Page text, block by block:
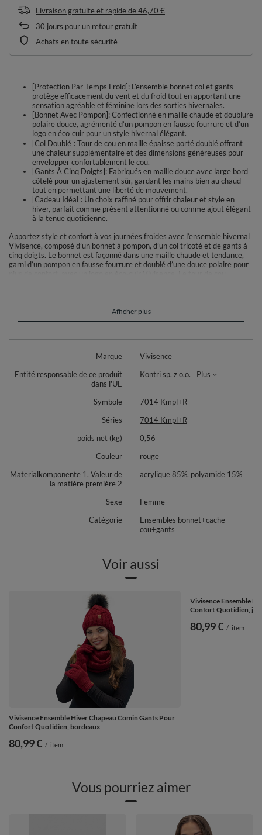
Livraison gratuite et rapidede46,70 €
30 jours pour un retour gratuit
Achats en toute sécurité
[Protection Par Temps Froid]: L’ensemble bonnet col et gants
protège efficacement du vent et du froid tout en apportant une
sensation agréable et féminine lors des sorties hivernales.
[Bonnet Avec Pompon]: Confectionné en maille chaude et doublure
polaire douce, agrémenté d’un pompon en fausse fourrure et d’un
logo en éco‑cuir pour un style hivernal élégant.
[Col Doublé]: Tour de cou en maille épaisse porté doublé offrant
une chaleur supplémentaire et des dimensions généreuses pour
envelopper confortablement le cou.
[Gants À Cinq Doigts]: Fabriqués en maille douce avec large bord
côtelé pour un ajustement sûr, gardant les mains bien au chaud
tout en permettant une liberté de mouvement.
[Cadeau Idéal]: Un choix raffiné pour offrir chaleur et style en
hiver, parfait comme présent attentionné ou comme ajout élégant
à la tenue quotidienne.
Apportez style et confort à vos journées froides avec l’ensemble hivernal
Vivisence, composé d’un bonnet à pompon, d’un col tricoté et de gants à
cinq doigts. Le bonnet est façonné dans une maille chaude et tendance,
garni d’un pompon en fausse fourrure et doublé d’une douce polaire pour
9 cm de largeur. Composition : 85 % acrylique, 15 % polyamide.
l’hiver.
Afficher plus
Marque
Vivisence
Entité responsable de ce produit
dans l'UE
Kontri sp. z o.o. Plus
Symbole
7014 Kmpl+R
Séries
7014 Kmpl+R
poids net (kg)
0,56
Couleur
rouge
Materialkomponente 1, Valeur de
la matière première 2
acrylique 85%, polyamide 15%
Sexe
Femme
Catégorie
Ensembles bonnet+cache-
cou+gants
Voir aussi
Vivisence Ensemble Hiver Chapeau Comin Gants Pour
Confort Quotidien, bordeaux
80,99 € / item
Vivisence Ensemble
Confort Quotidien,
80,99 € / item
Vous pourriez aimer